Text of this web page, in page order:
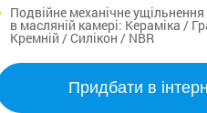
Подвійне механічне ущільнення
в масляній камері: Кераміка /
Кремній / Силікон / NBR
Придбати в